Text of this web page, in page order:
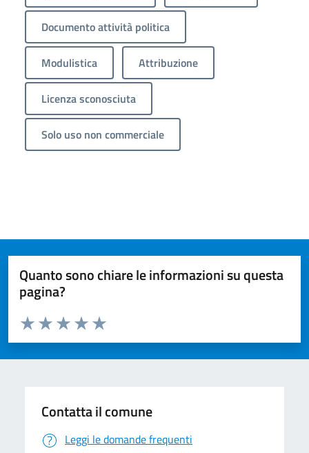
Documento attività politica
Modulistica Attribuzione
Licenza sconosciuta
Solo uso non commerciale
Quanto sono chiare le informazioni su questa
pagina?
Valuta da 1 a 5 stelle la pagina
Valuta 5 stelle su 5
Valuta 4 stelle su 5
Valuta 3 stelle su 5
Valuta 2 stelle su 5
Valuta 1 stelle su 5
Contatta il comune
Leggi le domande frequenti